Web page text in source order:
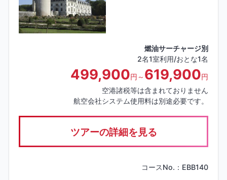
燃油サーチャージ別
2名1室利用/おとな1名
499,900円～ 619,900円
空港諸税等は含まれておりません
航空会社システム使用料は別途必要です。
ツアーの詳細を見る
コースNo.：EBB140